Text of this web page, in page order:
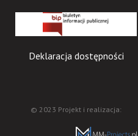
Deklaracja dostępności
© 2023 Projekt i realizacja: